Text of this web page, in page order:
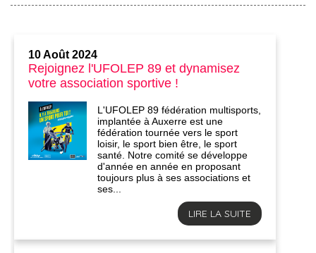
10 Août 2024
Rejoignez l'UFOLEP 89 et dynamisez
votre association sportive !
L'UFOLEP 89 fédération multisports,
implantée à Auxerre est une
fédération tournée vers le sport
loisir, le sport bien être, le sport
santé. Notre comité se développe
d'année en année en proposant
toujours plus à ses associations et
ses...
LIRE LA SUITE